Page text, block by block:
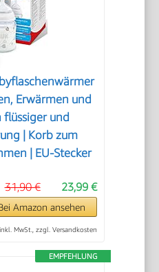
Erwärmen und
und
| Korb zum
| EU-Stecker
23,99 €
31,90 €
Amazon ansehen
MwSt., zzgl. Versandkosten
EMPFEHLUNG